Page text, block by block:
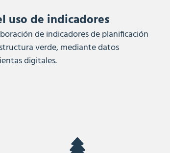
uso de indicadores
de indicadores de planificación
verde, mediante datos
digitales.